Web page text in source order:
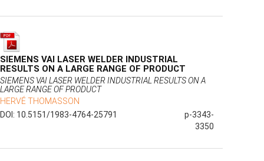
SIEMENS VAI LASER WELDER INDUSTRIAL
RESULTS ON A LARGE RANGE OF PRODUCT
SIEMENS VAI LASER WELDER INDUSTRIAL RESULTS ON A
LARGE RANGE OF PRODUCT
HERVÉ THOMASSON
DOI: 10.5151/1983-4764-25791
p-3343-
3350